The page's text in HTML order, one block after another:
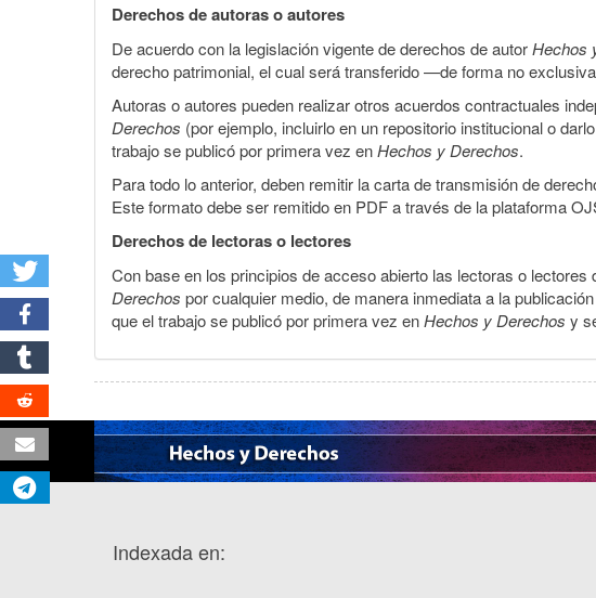
Derechos de autoras o autores
De acuerdo con la legislación vigente de derechos de autorHechos
derecho patrimonial, el cual será transferido —de forma no
Autoras o autores pueden realizar otros acuerdos contractuales
Derechos (por ejemplo, incluirlo en un repositorio institucional o
trabajo se publicó por primera vez enHechos y Derechos.
Para todo lo anterior, deben remitir la carta de transmisión de
Este formato debe ser remitido en PDF a través de la plataforma
Derechos de lectoras o lectores
Con base en los principios de acceso abierto las lectoras o
Derechos por cualquier medio, de manera inmediata a la
que el trabajo se publicó por primera vez enHechos y Derechos y
Indexada en: